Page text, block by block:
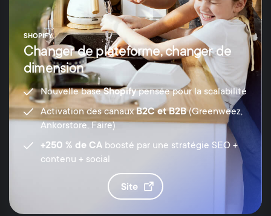
SHOPIFY
Changer de plateforme, changer de
dimension
Nouvelle baseShopifypensée pour la scalabilité
Activation des canauxB2C et B2B(Greenweez,
Ankorstore, Faire)
+250 % de CA boosté par une stratégie SEO +
contenu + social
site